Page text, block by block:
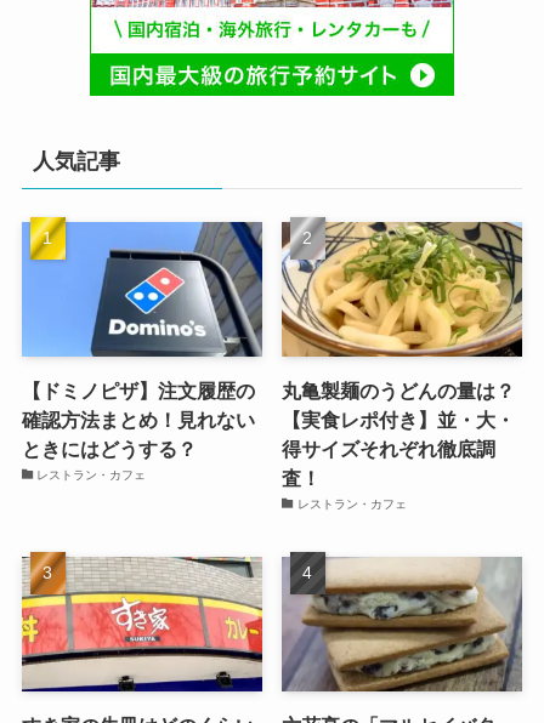
人気記事
【ドミノピザ】注文履歴の
確認方法まとめ！見れない
ときにはどうする？
レストラン・カフェ
丸亀製麺のうどんの量は？
【実食レポ付き】並・大・
得サイズそれぞれ徹底調
査！
レストラン・カフェ